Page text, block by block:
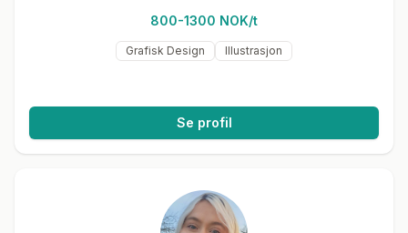
800-1300 NOK/t
Grafisk Design Illustrasjon
Se profil